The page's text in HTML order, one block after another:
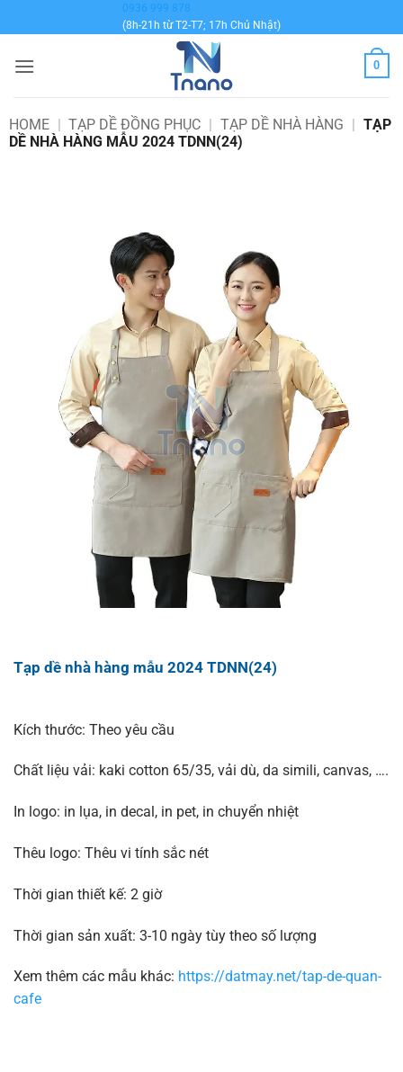
qua
dung
0936 999 878
(8h-21h từ T2-T7; 17h Chủ Nhật)
0
HOME | TẠP DỀ ĐỒNG PHỤC | TẠP DỀ NHÀ HÀNG | TẠP
DỀ NHÀ HÀNG MẪU 2024 TDNN(24)
Tạp dề nhà hàng mẫu 2024 TDNN(24)
Kích thước: Theo yêu cầu
Chất liệu vải: kaki cotton 65/35, vải dù, da simili, canvas, ….
In logo: in lụa, in decal, in pet, in chuyển nhiệt
Thêu logo: Thêu vi tính sắc nét
Thời gian thiết kế: 2 giờ
Thời gian sản xuất: 3-10 ngày tùy theo số lượng
Xem thêm các mẫu khác: https://datmay.net/tap-de-quan-
cafe